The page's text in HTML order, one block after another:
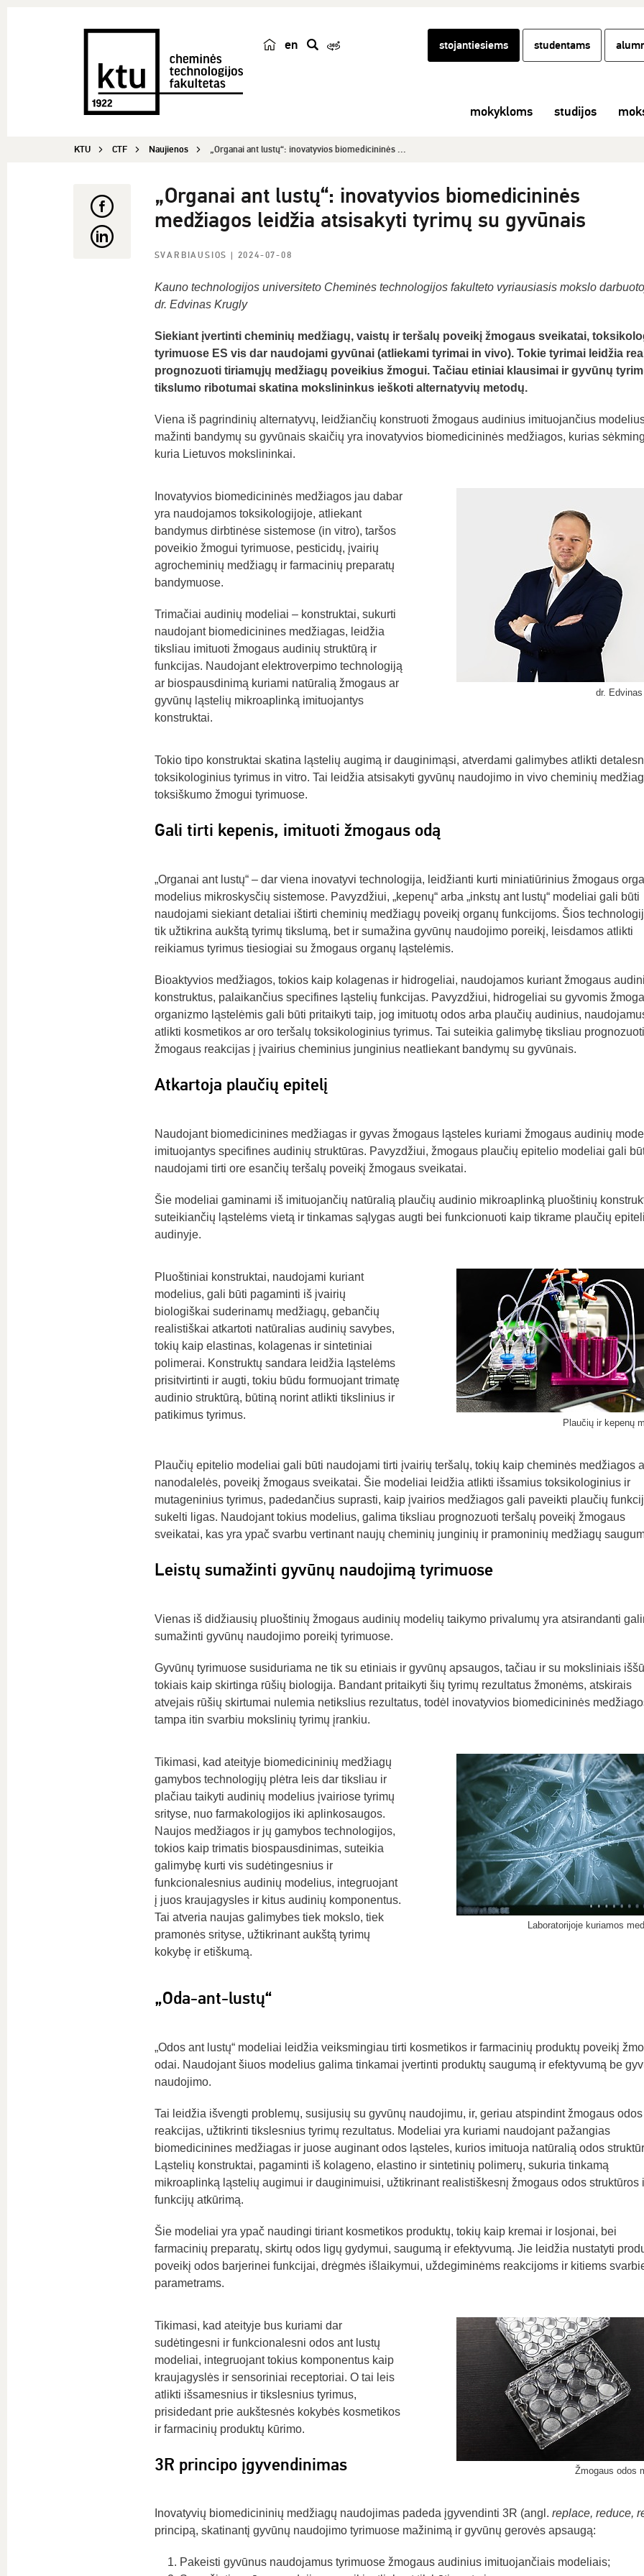
en
k
stojantiesiems studentams
mokykloms studijos
KTU CTF Naujienos „Organai ant lustų“: inovatyvios biomedicininės ...
„Organai ant lustų“: inovatyvios biomedicininės
medžiagos leidžia atsisakyti tyrimų su gyvūnais
SVARBIAUSIOS | 2024-07-08
Kauno technologijos universiteto Cheminės technologijos fakulteto vyriausiasis mokslo
dr. Edvinas Krugly
Siekiant įvertinti cheminių medžiagų, vaistų ir teršalų poveikį žmogaus sveikatai,
tyrimuose ES vis dar naudojami gyvūnai (atliekami tyrimai in vivo). Tokie tyrimai leidžia
prognozuoti tiriamųjų medžiagų poveikius žmogui. Tačiau etiniai klausimai ir gyvūnų
tikslumo ribotumai skatina mokslininkus ieškoti alternatyvių metodų.
Viena iš pagrindinių alternatyvų, leidžiančių konstruoti žmogaus audinius imituojančius
mažinti bandymų su gyvūnais skaičių yra inovatyvios biomedicininės medžiagos, kurias
kuria Lietuvos mokslininkai.
Inovatyvios biomedicininės medžiagos jau dabar
yra naudojamos toksikologijoje, atliekant
bandymus dirbtinėse sistemose (in vitro), taršos
poveikio žmogui tyrimuose, pesticidų, įvairių
agrocheminių medžiagų ir farmacinių preparatų
bandymuose.
Trimačiai audinių modeliai – konstruktai, sukurti
naudojant biomedicinines medžiagas, leidžia
tiksliau imituoti žmogaus audinių struktūrą ir
funkcijas. Naudojant elektroverpimo technologiją
ar biospausdinimą kuriami natūralią žmogaus ar
gyvūnų ląstelių mikroaplinką imituojantys
konstruktai.
dr.
Tokio tipo konstruktai skatina ląstelių augimą ir dauginimąsi, atverdami galimybes atlikti
toksikologinius tyrimus in vitro. Tai leidžia atsisakyti gyvūnų naudojimo in vivo cheminių
toksiškumo žmogui tyrimuose.
Gali tirti kepenis, imituoti žmogaus odą
„Organai ant lustų“ – dar viena inovatyvi technologija, leidžianti kurti miniatiūrinius žmogaus
modelius mikroskysčių sistemose. Pavyzdžiui, „kepenų“ arba „inkstų ant lustų“ modeliai gali būti
naudojami siekiant detaliai ištirti cheminių medžiagų poveikį organų funkcijoms. Šios
tik užtikrina aukštą tyrimų tikslumą, bet ir sumažina gyvūnų naudojimo poreikį, leisdamos atlikti
reikiamus tyrimus tiesiogiai su žmogaus organų ląstelėmis.
Bioaktyvios medžiagos, tokios kaip kolagenas ir hidrogeliai, naudojamos kuriant žmogaus
konstruktus, palaikančius specifines ląstelių funkcijas. Pavyzdžiui, hidrogeliai su gyvomis
organizmo ląstelėmis gali būti pritaikyti taip, jog imituotų odos arba plaučių audinius,
atlikti kosmetikos ar oro teršalų toksikologinius tyrimus. Tai suteikia galimybę tiksliau prognozuoti
žmogaus reakcijas į įvairius cheminius junginius neatliekant bandymų su gyvūnais.
Atkartoja plaučių epitelį
Naudojant biomedicinines medžiagas ir gyvas žmogaus ląsteles kuriami žmogaus audinių
imituojantys specifines audinių struktūras. Pavyzdžiui, žmogaus plaučių epitelio modeliai gali
naudojami tirti ore esančių teršalų poveikį žmogaus sveikatai.
Šie modeliai gaminami iš imituojančių natūralią plaučių audinio mikroaplinką pluoštinių
suteikiančių ląstelėms vietą ir tinkamas sąlygas augti bei funkcionuoti kaip tikrame plaučių
audinyje.
Pluoštiniai konstruktai, naudojami kuriant
modelius, gali būti pagaminti iš įvairių
biologiškai suderinamų medžiagų, gebančių
realistiškai atkartoti natūralias audinių savybes,
tokių kaip elastinas, kolagenas ir sintetiniai
polimerai. Konstruktų sandara leidžia ląstelėms
prisitvirtinti ir augti, tokiu būdu formuojant trimatę
audinio struktūrą, būtiną norint atlikti tikslinius ir
patikimus tyrimus.
Plaučių ir kepenų
Plaučių epitelio modeliai gali būti naudojami tirti įvairių teršalų, tokių kaip cheminės medžiagos
nanodalelės, poveikį žmogaus sveikatai. Šie modeliai leidžia atlikti išsamius toksikologinius ir
mutageninius tyrimus, padedančius suprasti, kaip įvairios medžiagos gali paveikti plaučių
sukelti ligas. Naudojant tokius modelius, galima tiksliau prognozuoti teršalų poveikį žmogaus
sveikatai, kas yra ypač svarbu vertinant naujų cheminių junginių ir pramoninių medžiagų
Leistų sumažinti gyvūnų naudojimą tyrimuose
Vienas iš didžiausių pluoštinių žmogaus audinių modelių taikymo privalumų yra atsirandanti
sumažinti gyvūnų naudojimo poreikį tyrimuose.
Gyvūnų tyrimuose susiduriama ne tik su etiniais ir gyvūnų apsaugos, tačiau ir su moksliniais
tokiais kaip skirtinga rūšių biologija. Bandant pritaikyti šių tyrimų rezultatus žmonėms, atskirais
atvejais rūšių skirtumai nulemia netikslius rezultatus, todėl inovatyvios biomedicininės
tampa itin svarbiu mokslinių tyrimų įrankiu.
Tikimasi, kad ateityje biomedicininių medžiagų
gamybos technologijų plėtra leis dar tiksliau ir
plačiau taikyti audinių modelius įvairiose tyrimų
srityse, nuo farmakologijos iki aplinkosaugos.
Naujos medžiagos ir jų gamybos technologijos,
tokios kaip trimatis biospausdinimas, suteikia
galimybę kurti vis sudėtingesnius ir
funkcionalesnius audinių modelius, integruojant
į juos kraujagysles ir kitus audinių komponentus.
Tai atveria naujas galimybes tiek mokslo, tiek
pramonės srityse, užtikrinant aukštą tyrimų
kokybę ir etiškumą.
Laboratorijoje kuriamos
„Oda-ant-lustų“
„Odos ant lustų“ modeliai leidžia veiksmingiau tirti kosmetikos ir farmacinių produktų poveikį
odai. Naudojant šiuos modelius galima tinkamai įvertinti produktų saugumą ir efektyvumą be
naudojimo.
Tai leidžia išvengti problemų, susijusių su gyvūnų naudojimu, ir, geriau atspindint žmogaus odos
reakcijas, užtikrinti tikslesnius tyrimų rezultatus. Modeliai yra kuriami naudojant pažangias
biomedicinines medžiagas ir juose auginant odos ląsteles, kurios imituoja natūralią odos
Ląstelių konstruktai, pagaminti iš kolageno, elastino ir sintetinių polimerų, sukuria tinkamą
mikroaplinką ląstelių augimui ir dauginimuisi, užtikrinant realistiškesnį žmogaus odos struktūros
funkcijų atkūrimą.
Šie modeliai yra ypač naudingi tiriant kosmetikos produktų, tokių kaip kremai ir losjonai, bei
farmacinių preparatų, skirtų odos ligų gydymui, saugumą ir efektyvumą. Jie leidžia nustatyti
poveikį odos barjerinei funkcijai, drėgmės išlaikymui, uždegiminėms reakcijoms ir kitiems
parametrams.
Tikimasi, kad ateityje bus kuriami dar
sudėtingesni ir funkcionalesni odos ant lustų
modeliai, integruojant tokius komponentus kaip
kraujagyslės ir sensoriniai receptoriai. O tai leis
atlikti išsamesnius ir tikslesnius tyrimus,
prisidedant prie aukštesnės kokybės kosmetikos
ir farmacinių produktų kūrimo.
3R principo įgyvendinimas Žmogaus odos
Inovatyvių biomedicininių medžiagų naudojimas padeda įgyvendinti 3R (angl. replace, reduce,
principą, skatinantį gyvūnų naudojimo tyrimuose mažinimą ir gyvūnų gerovės apsaugą:
Pakeisti gyvūnus naudojamus tyrimuose žmogaus audinius imituojančiais modeliais;